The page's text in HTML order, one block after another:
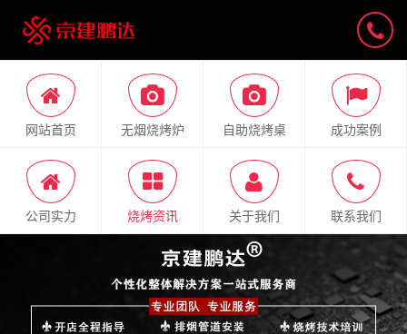
网站首页 无烟烧烤炉 自助烧烤桌 成功案例
公司实力 烧烤资讯 关于我们 联系我们